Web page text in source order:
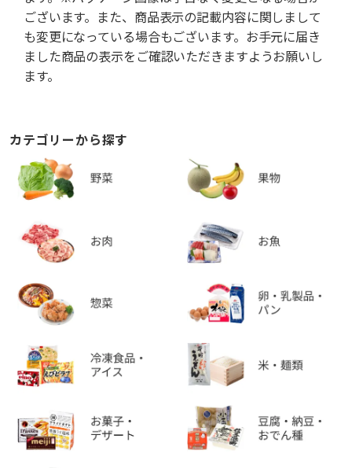
ございます。また、商品表示の記載内容に関しまして
も変更になっている場合もございます。お手元に届き
ました商品の表示をご確認いただきますようお願いし
ます。
カテゴリーから探す